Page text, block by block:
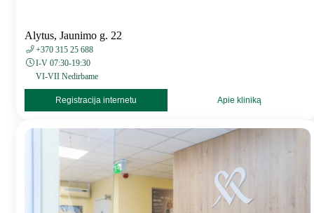
Alytus, Jaunimo g. 22
+370 315 25 688
I-V 07:30-19:30
VI-VII Nedirbame
Registracija internetu Apie kliniką